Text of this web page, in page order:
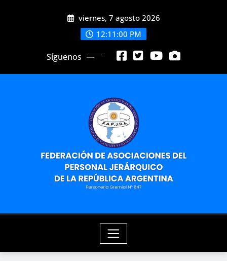
viernes, 7 agosto 2026
12:11:01 PM
Síguenos